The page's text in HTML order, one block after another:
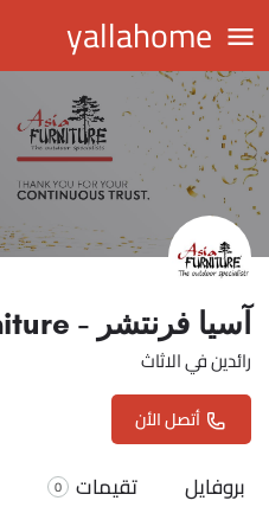
yallahome
آسيا فرنتشر - Asia Furniture
رائدين في الاثاث
أتصل الأن
بروفايل تقيمات 0